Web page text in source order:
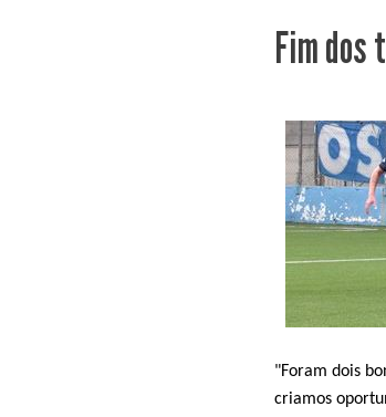
Fim dos
"Foram dois
criamos